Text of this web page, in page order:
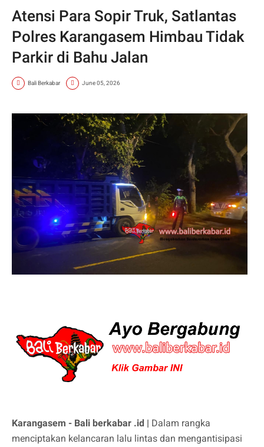
Atensi Para Sopir Truk, Satlantas
Polres Karangasem Himbau Tidak
Parkir di Bahu Jalan
Bali Berkabar June 05, 2026
Karangasem - Bali berkabar .id | Dalam rangka
menciptakan kelancaran lalu lintas dan mengantisipasi